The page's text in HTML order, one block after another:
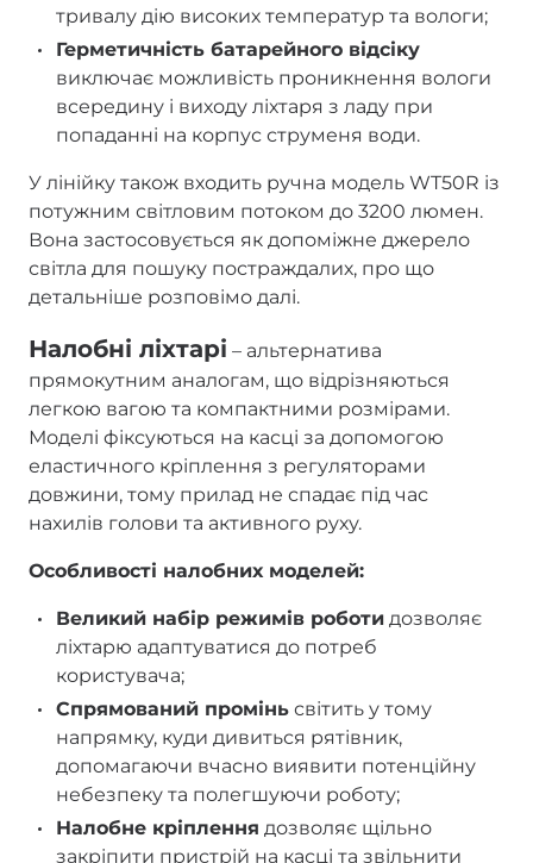
тривалу дію високих температур та вологи;
Герметичність батарейного відсіку
виключає можливість проникнення вологи
всередину і виходу ліхтаря з ладу при
попаданні на корпус струменя води.
У лінійку також входить ручна модель WT50R із
потужним світловим потоком до 3200 люмен.
Вона застосовується як допоміжне джерело
світла для пошуку постраждалих, про що
детальніше розповімо далі.
Налобні ліхтарі – альтернатива
прямокутним аналогам, що відрізняються
легкою вагою та компактними розмірами.
Моделі фіксуються на касці за допомогою
еластичного кріплення з регуляторами
довжини, тому прилад не спадає під час
нахилів голови та активного руху.
Особливості налобних моделей:
Великий набір режимів роботи дозволяє
ліхтарю адаптуватися до потреб
користувача;
Спрямований промінь світить у тому
напрямку, куди дивиться рятівник,
допомагаючи вчасно виявити потенційну
небезпеку та полегшуючи роботу;
Налобне кріплення дозволяє щільно
закріпити пристрій на касці та звільнити